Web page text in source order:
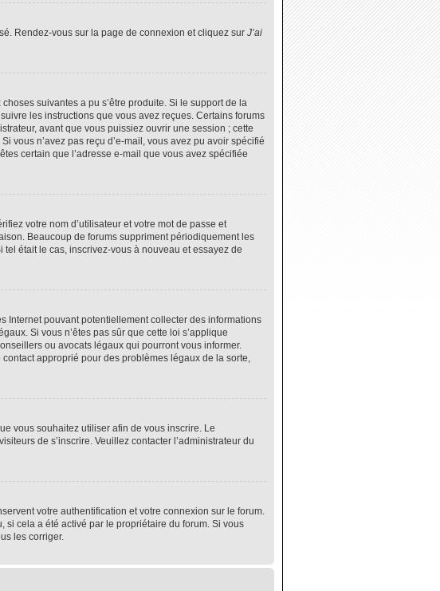
Rendez-vous sur la page de connexion et cliquez sur J’ai
suivantes a pu s’être produite. Si le support de la
les instructions que vous avez reçues. Certains forums
avant que vous puissiez ouvrir une session ; cette
vous n’avez pas reçu d’e-mail, vous avez pu avoir spécifié
certain que l’adresse e-mail que vous avez spécifiée
votre nom d’utilisateur et votre mot de passe et
Beaucoup de forums suppriment périodiquement les
était le cas, inscrivez-vous à nouveau et essayez de
Internet pouvant potentiellement collecter des informations
Si vous n’êtes pas sûr que cette loi s’applique
ou avocats légaux qui pourront vous informer.
approprié pour des problèmes légaux de la sorte,
vous souhaitez utiliser afin de vous inscrire. Le
de s’inscrire. Veuillez contacter l’administrateur du
votre authentification et votre connexion sur le forum.
si cela a été activé par le propriétaire du forum. Si vous
les corriger.